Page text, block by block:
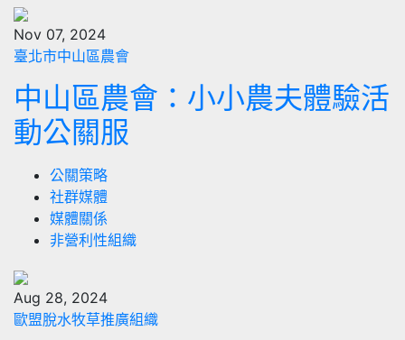
Nov 07, 2024
臺北市中山區農會
中山區農會：小小農夫體驗活
動公關服
公關策略
社群媒體
媒體關係
非營利性組織
Aug 28, 2024
歐盟脫水牧草推廣組織